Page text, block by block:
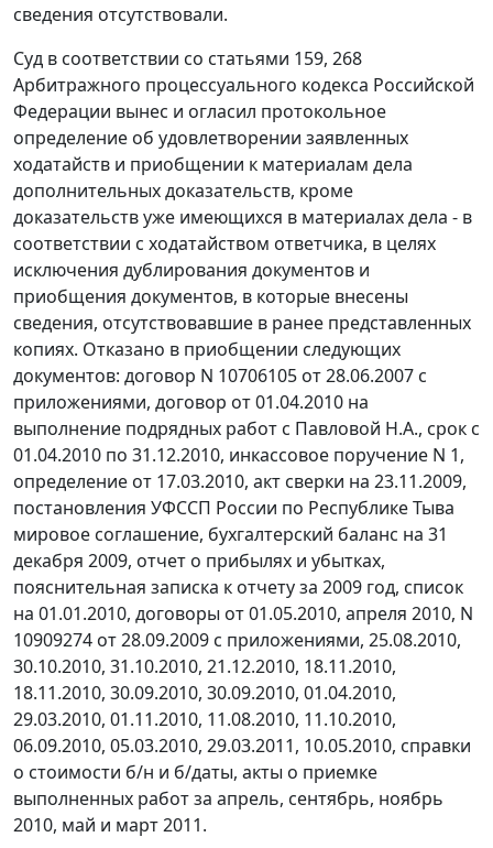
сведения отсутствовали.
Суд в соответствии со статьями 159, 268
Арбитражного процессуального кодекса Российской
Федерации вынес и огласил протокольное
определение об удовлетворении заявленных
ходатайств и приобщении к материалам дела
дополнительных доказательств, кроме
доказательств уже имеющихся в материалах дела - в
соответствии с ходатайством ответчика, в целях
исключения дублирования документов и
приобщения документов, в которые внесены
сведения, отсутствовавшие в ранее представленных
копиях. Отказано в приобщении следующих
документов: договор N 10706105 от 28.06.2007 с
приложениями, договор от 01.04.2010 на
выполнение подрядных работ с Павловой Н.А., срок с
01.04.2010 по 31.12.2010, инкассовое поручение N 1,
определение от 17.03.2010, акт сверки на 23.11.2009,
постановления УФССП России по Республике Тыва
мировое соглашение, бухгалтерский баланс на 31
декабря 2009, отчет о прибылях и убытках,
пояснительная записка к отчету за 2009 год, список
на 01.01.2010, договоры от 01.05.2010, апреля 2010, N
10909274 от 28.09.2009 с приложениями, 25.08.2010,
30.10.2010, 31.10.2010, 21.12.2010, 18.11.2010,
18.11.2010, 30.09.2010, 30.09.2010, 01.04.2010,
29.03.2010, 01.11.2010, 11.08.2010, 11.10.2010,
06.09.2010, 05.03.2010, 29.03.2011, 10.05.2010, справки
о стоимости б/н и б/даты, акты о приемке
выполненных работ за апрель, сентябрь, ноябрь
2010, май и март 2011.